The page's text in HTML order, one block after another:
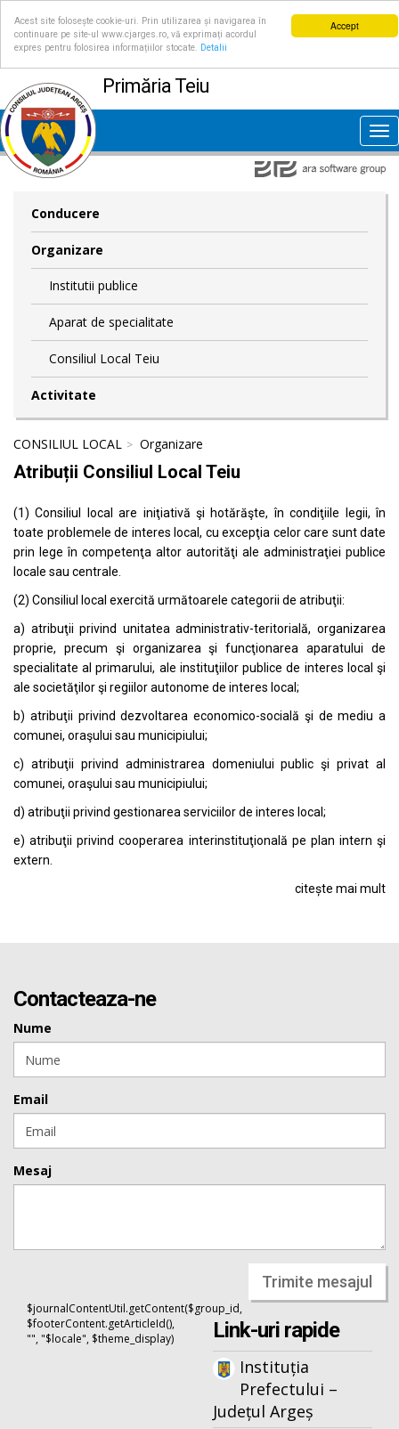
Accept
Acest site folosește cookie-uri. Prin utilizarea și navigarea în
continuare pe site-ul www.cjarges.ro, vă exprimați acordul
expres pentru folosirea informațiilor stocate.
Detalii
Primăria Teiu
Conducere
Organizare
Institutii publice
Aparat de specialitate
Consiliul Local Teiu
Activitate
CONSILIUL LOCAL Organizare
Atribuții Consiliul Local Teiu
(1) Consiliul local are iniţiativă şi hotărăşte, în condiţiile legii, în
toate problemele de interes local, cu excepţia celor care sunt date
prin lege în competenţa altor autorităţi ale administraţiei publice
locale sau centrale.
(2) Consiliul local exercită următoarele categorii de atribuţii:
a) atribuţii privind unitatea administrativ-teritorială, organizarea
proprie, precum şi organizarea şi funcţionarea aparatului de
specialitate al primarului, ale instituţiilor publice de interes local şi
ale societăţilor şi regiilor autonome de interes local;
b) atribuţii privind dezvoltarea economico-socială şi de mediu a
comunei, oraşului sau municipiului;
c) atribuţii privind administrarea domeniului public şi privat al
comunei, oraşului sau municipiului;
d) atribuţii privind gestionarea serviciilor de interes local;
e) atribuţii privind cooperarea interinstituţională pe plan intern şi
extern.
citește mai mult
Contacteaza-ne
Nume
Email
Mesaj
Trimite mesajul
$journalContentUtil.getContent($group_id,
$footerContent.getArticleId(),
"", "$locale", $theme_display)
Link-uri rapide
Instituția
Prefectului –
Județul Argeș